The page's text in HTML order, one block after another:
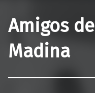
Amigos
Madina